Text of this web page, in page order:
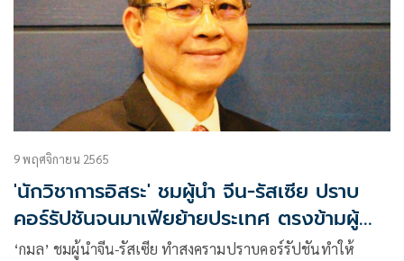
9 พฤศจิกายน 2565
'นักวิชาการอิสระ' ชมผู้นำ จีน-รัสเซีย ปราบ
คอร์รัปชันจนมาเฟียย้ายประเทศ ตรงข้ามผู้นำ
ไทย
‘กมล’ ชมผู้นำจีน-รัสเซีย ทำสงครามปราบคอร์รัปชันทำให้